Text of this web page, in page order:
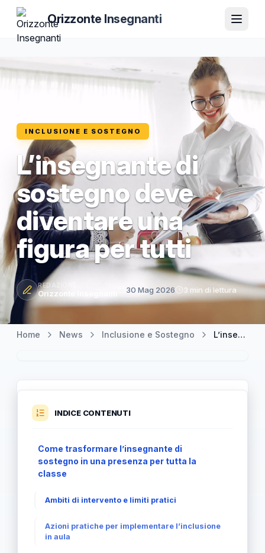
Orizzonte Insegnanti
INCLUSIONE E SOSTEGNO
L’insegnante di
sostegno deve
diventare una
figura per tutti
REDAZIONE
Orizzonte Insegnanti 30 Mag 2026 3 min di lettura
Home News Inclusione e Sostegno L’insegnante di sostegno deve diventare una figura per tutti
INDICE CONTENUTI
Come trasformare l’insegnante di
sostegno in una presenza per tutta la
classe
Ambiti di intervento e limiti pratici
Azioni pratiche per implementare l’inclusione
in aula